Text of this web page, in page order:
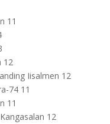
11
12
Iisalmen 12
74 11
11
12